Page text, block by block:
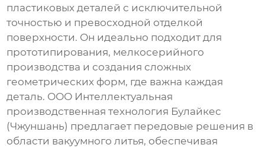
пластиковых деталей с исключительной
точностью и превосходной отделкой
поверхности. Он идеально подходит для
прототипирования, мелкосерийного
производства и создания сложных
геометрических форм, где важна каждая
деталь. ООО Интеллектуальная
производственная технология Булайкес
(Чжуншань) предлагает передовые решения в
области вакуумного литья, обеспечивая